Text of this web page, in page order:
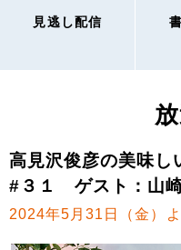
見逃し配信
高見沢俊彦の美味し
#３１ ゲスト：山
2024年5月31日（金）